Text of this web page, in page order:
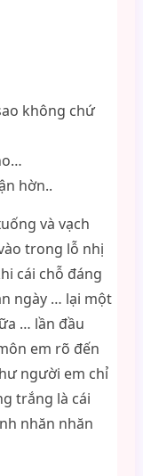
không chứ
hờn..
và vạch
trong lỗ nhị
cái chỗ đáng
ngày … lại một
… lần đầu
em rõ đến
người em chỉ
trắng là cái
nhăn nhăn